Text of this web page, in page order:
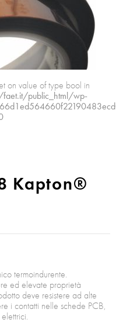
on value of type bool in
public_html/wp-
Kapton®
termoindurente.
ed elevate proprietà
deve resistere ad alte
i contatti nelle schede PCB,